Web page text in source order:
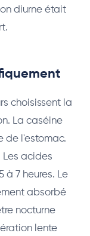
diurne était
choisissent la
La caséine
de l'estomac.
acides
à 7 heures. Le
absorbé
nocturne
lente